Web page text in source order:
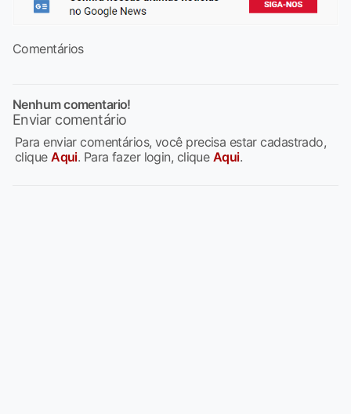
Comentários
Nenhum comentario!
Enviar comentário
Para enviar comentários, você precisa estar cadastrado,
cliqueAqui. Para fazer login, clique Aqui.